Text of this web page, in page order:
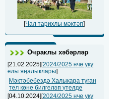
[Чал тарихлы мәктәп]
Очраклы хәбәрләр
[21.02.2025][2024/2025 нче уку
елы яңалыклары]
Мәктәбебездә Халыкара туган
тел көне билгеләп үтелде
[04.10.2024][2024/2025 нче уку